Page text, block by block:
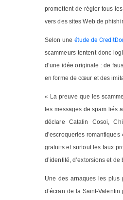
promettent de régler tous
vers des sites Web de
Selon une étude de
scammeurs tentent donc
d’une idée originale : de
en forme de cœur et des
« La preuve que les
les messages de spam liés
déclare Catalin Cosoi,
d’escroqueries
gratuits et surtout les faux
d’identité, d’extorsions et
Une des arnaques les plus
d’écran de la Saint-